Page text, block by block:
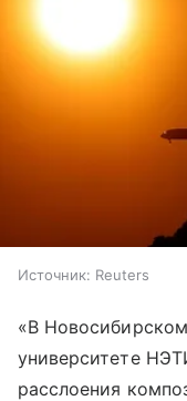
Источник: Reuters
«В
университете
расслоения